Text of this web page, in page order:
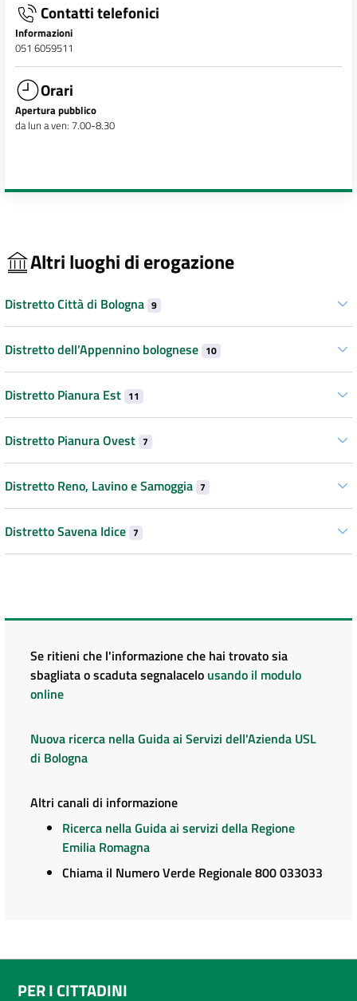
Contatti telefonici
Informazioni
051 6059511
Orari
Apertura pubblico
da lun a ven: 7.00-8.30
Altri luoghi di erogazione
Distretto Città di Bologna 9
Distretto dell’Appennino bolognese 10
Distretto Pianura Est 11
Distretto Pianura Ovest 7
Distretto Reno, Lavino e Samoggia 7
Distretto Savena Idice 7
Se ritieni che l'informazione che hai trovato sia
sbagliata o scaduta segnalacelo usando il modulo
online
Nuova ricerca nella Guida ai Servizi dell'Azienda USL
di Bologna
Altri canali di informazione
Ricerca nella Guida ai servizi della Regione
Emilia Romagna
Chiama il Numero Verde Regionale 800 033033
PER I CITTADINI